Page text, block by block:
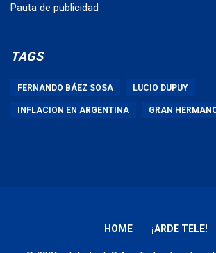
Pauta de publicidad
TAGS
FERNANDO BÁEZ SOSA LUCIO DUPUY
INFLACION EN ARGENTINA GRAN
HOME ¡ARDE TELE!